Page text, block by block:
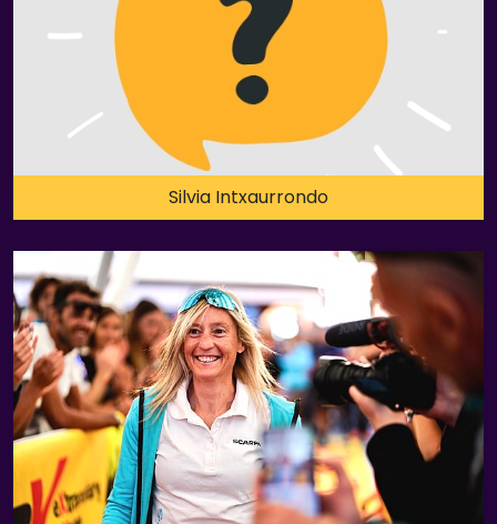
Silvia Intxaurrondo